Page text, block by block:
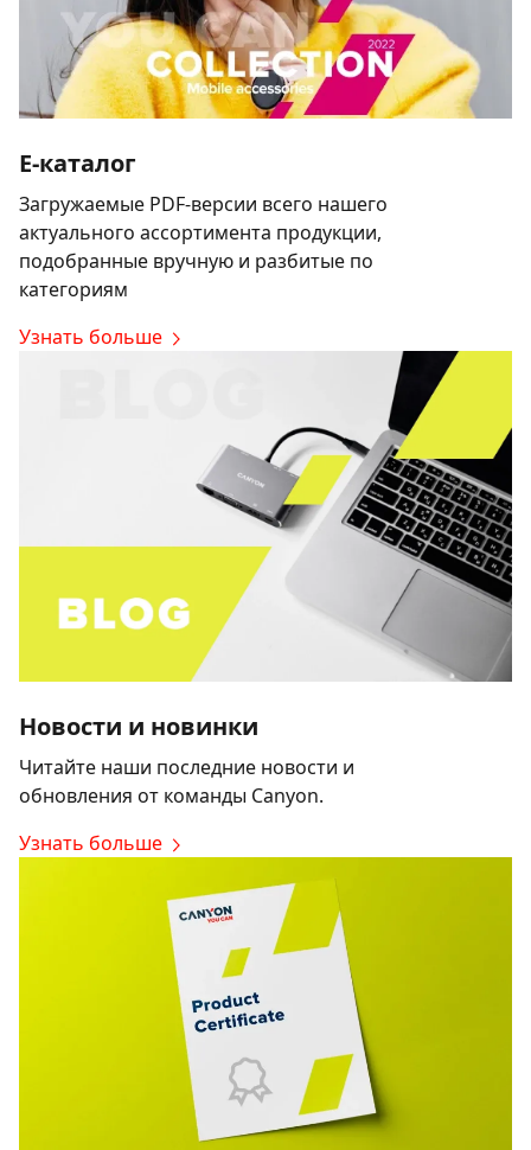
E-каталог
Загружаемые PDF-версии всего нашего
актуального ассортимента продукции,
подобранные вручную и разбитые по
категориям
Узнать больше
Новости и новинки
Читайте наши последние новости и
обновления от команды Canyon.
Узнать больше